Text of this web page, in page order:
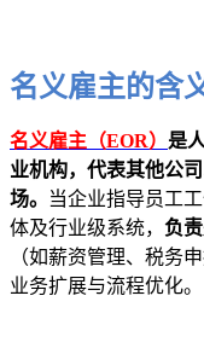
名义雇主的含
名义雇主（EOR） 是
业机构，代表其他公
场。
当企业指导员工
体及行业级系统， 负
（如薪资管理、税务
业务扩展与流程优化。